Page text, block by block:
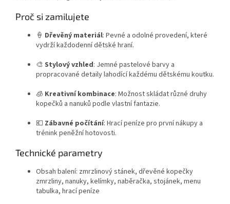
Proč si zamilujete
🍦 Dřevěný materiál: Pevné a odolné provedení, které
vydrží každodenní dětské hraní.
🎨 Stylový vzhled: Jemné pastelové barvy a
propracované detaily lahodící každému dětskému koutku.
🧊 Kreativní kombinace: Možnost skládat různé druhy
kopečků a nanuků podle vlastní fantazie.
💶 Zábavné počítání: Hrací peníze pro první nákupy a
trénink peněžní hotovosti.
Technické parametry
Obsah balení: zmrzlinový stánek, dřevěné kopečky
zmrzliny, nanuky, kelímky, naběračka, stojánek, menu
tabulka, hrací peníze